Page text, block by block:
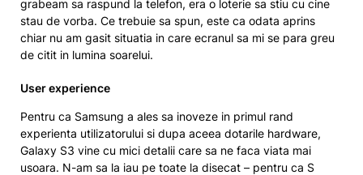
grabeam sa raspund la telefon, era o loterie sa stiu cu cine
stau de vorba. Ce trebuie sa spun, este ca odata aprins
chiar nu am gasit situatia in care ecranul sa mi se para greu
de citit in lumina soarelui.
User experience
Pentru ca Samsung a ales sa inoveze in primul rand
experienta utilizatorului si dupa aceea dotarile hardware,
Galaxy S3 vine cu mici detalii care sa ne faca viata mai
usoara. N-am sa la iau pe toate la disecat – pentru ca S